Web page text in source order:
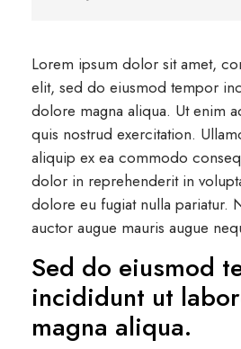
Lorem ipsum dolor sit amet,
elit, sed do eiusmod tempor
dolore magna aliqua. Ut enim
quis nostrud exercitation.
aliquip ex ea commodo
dolor in reprehenderit in
dolore eu fugiat nulla pariatur.
auctor augue mauris augue
Sed do eiusmod
incididunt ut
magna aliqua.